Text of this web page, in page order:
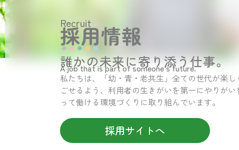
Recruit
採用情報
誰かの未来に寄り添う仕事。
A job that is part of someone’s future.
私たちは、「幼・青・老共生」全ての世代が楽し
ごせるよう、利用者の生きがいを第一にやりがい
って働ける環境づくりに取り組んでいます。
採用サイトへ